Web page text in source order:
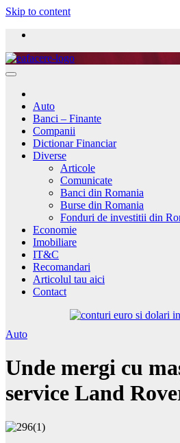
Skip to content
Auto
Banci – Finante
Companii
Dictionar Financiar
Diverse
Articole
Comunicate
Banci din Romania
Burse din Romania
Fonduri de investitii din
Economie
Imobiliare
IT&C
Recomandari
Articolul tau aici
Contact
Auto
Unde mergi cu
service Land